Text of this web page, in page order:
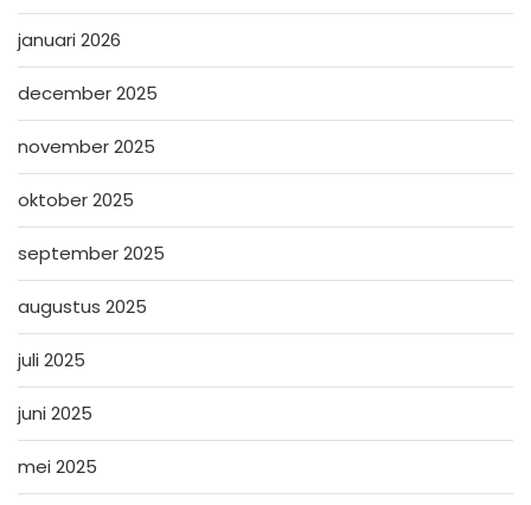
januari 2026
december 2025
november 2025
oktober 2025
september 2025
augustus 2025
juli 2025
juni 2025
mei 2025